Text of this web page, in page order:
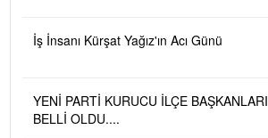
İş İnsanı Kürşat Yağız'ın Acı Günü
YENİ PARTİ KURUCU İLÇE BAŞKANLARI
BELLİ OLDU....